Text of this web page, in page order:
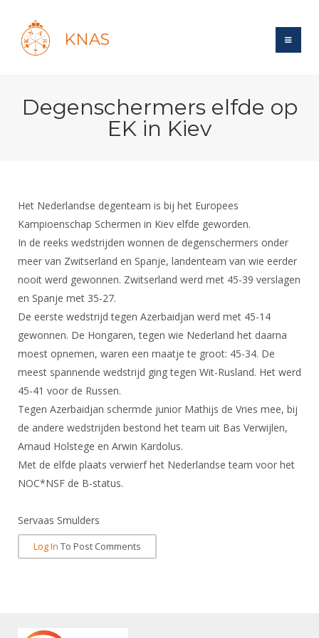
KNAS
Login
Forums
Maandelijks archief
Evenement
Gebruiksvoorwaarden
Handleiding
Bond
Reglementen
Ledencijfers
Sponsors en Partners
Organisatie
Bestuur
Commissies
Ereleden
Leden van Verdiensten
Vacatures
Contact
Medewerkers
Recreatiesport
Veteranen
Lichtzwaardschermen
Wedstrijdsport
Ranglijsten
Reglementen
Materiaal
Schermpaspoort
Rolstoelschermen
KNAS Keurmerk
NK's
Veteranenwedstrijden
Wat is topsport
Nieuws
NK's
Oranje
DBT
SBT
Talentontwikkeling
Atletencommissie
Internationale Titeltoernooien
Informatie
Voor de jeugd
Spreekbeurtpakket
Ouders en vereniging
Jeugdkampen
Brassardsysteem
Voor coaches en leraren
Nieuws
Nationale opleidingen
Internationale opleidingen
Opleidingen
Voor scheidsrechters
Forums
Schermforum
Nieuws
Contact
NK organiseren
Degenschermers elfde op
EK in Kiev
Het Nederlandse degenteam is bij het Europees
Kampioenschap Schermen in Kiev elfde geworden.
In de reeks wedstrijden wonnen de degenschermers onder
meer van Zwitserland en Spanje, landenteam van wie eerder
nooit werd gewonnen. Zwitserland werd met 45-39 verslagen
en Spanje met 35-27.
De eerste wedstrijd tegen Azerbaidjan werd met 45-14
gewonnen. De Hongaren, tegen wie Nederland het daarna
moest opnemen, waren een maatje te groot: 45-34. De
meest spannende wedstrijd ging tegen Wit-Rusland. Het werd
45-41 voor de Russen.
Tegen Azerbaidjan schermde junior Mathijs de Vries mee, bij
de andere wedstrijden bestond het team uit Bas Verwijlen,
Arnaud Holstege en Arwin Kardolus.
Met de elfde plaats verwierf het Nederlandse team voor het
NOC*NSF de B-status.
Servaas Smulders
Log In To Post Comments